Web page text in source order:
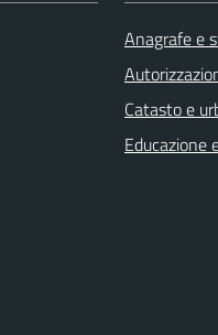
Anagrafe e
Catasto e
Educazione